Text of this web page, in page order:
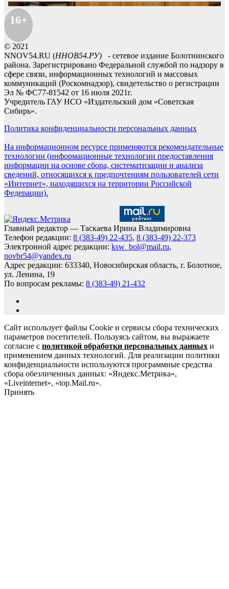
16+
© 2021
NNOV54.RU (ННОВ54.РУ) - сетевое издание Болотнинского
района. Зарегистрировано Федеральной службой по надзору в
сфере связи, информационных технологий и массовых
коммуникаций (Роскомнадзор), свидетельство о регистрации
Эл № ФС77-81542 от 16 июля 2021г.
Учредитель ГАУ НСО «Издательский дом «Советская
Сибирь».
Политика конфиденциальности персональных данных
На информационном ресурсе применяются рекомендательные
технологии (информационные технологии предоставления
информации на основе сбора, систематизации и анализа
сведений, относящихся к предпочтениям пользователей сети
«Интернет», находящихся на территории Российской
Федерации).
Главный редактор — Таскаева Ирина Владимировна
Телефон редакции: 8 (383-49) 22-435, 8 (383-49) 22-373
Электронной адрес редакции: ksw_bol@mail.ru,
novbr54@yandex.ru
Адрес редакции: 633340, Новосибирская область, г. Болотное,
ул. Ленина, 19
По вопросам рекламы: 8 (383-49) 21-432
Сайт использует файлы Cookie и сервисы сбора технических
параметров посетителей. Пользуясь сайтом, вы выражаете
согласие с политикой обработки персональных данных и
применением данных технологий. Для реализации политики
конфиденциальности используются программные средства
сбора обезличенных данных: «Яндекс.Метрика»,
«Liveinternet», «top.Mail.ru».
Принять